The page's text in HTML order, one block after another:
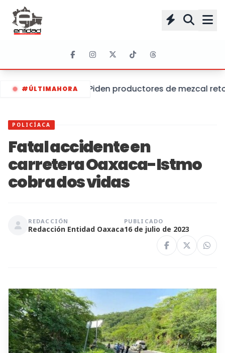
#ÚLTIMAHORA Piden productores de mezcal
POLICÍACA
Fatal accidente en
carretera Oaxaca-Istmo
cobra dos vidas
REDACCIÓN
Redacción Entidad Oaxaca
PUBLICADO
16 de julio de 2023